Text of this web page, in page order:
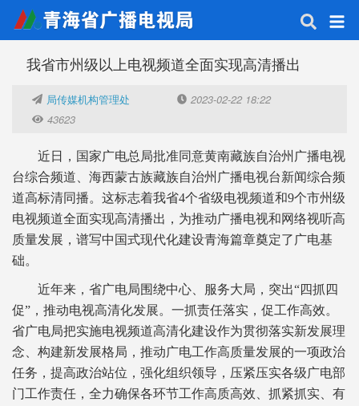
我省市州级以上电视频道全面实现高清播出
局传媒机构管理处
2023-02-22 18:22
43623
近日，国家广电总局批准同意黄南藏族自治州广播电视
台综合频道、海西蒙古族藏族自治州广播电视台新闻综合频
道高标清同播。这标志着我省4个省级电视频道和9个市州级
电视频道全面实现高清播出，为推动广播电视和网络视听高
质量发展，谱写中国式现代化建设青海篇章奠定了广电基
础。
近年来，省广电局围绕中心、服务大局，突出“四抓四
促”，推动电视高清化发展。一抓责任落实，促工作高效。
省广电局把实施电视频道高清化建设作为贯彻落实新发展理
念、构建新发展格局，推动广电工作高质量发展的一项政治
任务，提高政治站位，强化组织领导，压紧压实各级广电部
门工作责任，全力确保各环节工作高质高效、抓紧抓实、有